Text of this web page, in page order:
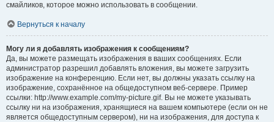
смайликов, которое можно использовать в сообщении.
Вернуться к началу
Могу ли я добавлять изображения к сообщениям?
Да, вы можете размещать изображения в ваших сообщениях. Если
администратор разрешил добавлять вложения, вы можете загрузить
изображение на конференцию. Если нет, вы должны указать ссылку на
изображение, сохранённое на общедоступном веб-сервере. Пример
ссылки: http://www.example.com/my-picture.gif. Вы не можете указывать
ссылку ни на изображения, хранящиеся на вашем компьютере (если он не
является общедоступным сервером), ни на изображения, для доступа к